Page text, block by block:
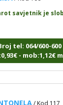
savjetnik je
tel: 064/600-600
- mob:1,12€
/ Kod 117